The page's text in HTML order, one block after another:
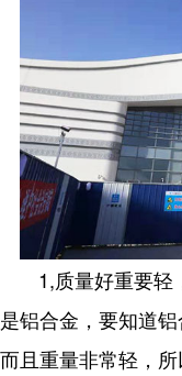
1,质量好重要轻
是铝合金，要知道
而且重量非常轻，